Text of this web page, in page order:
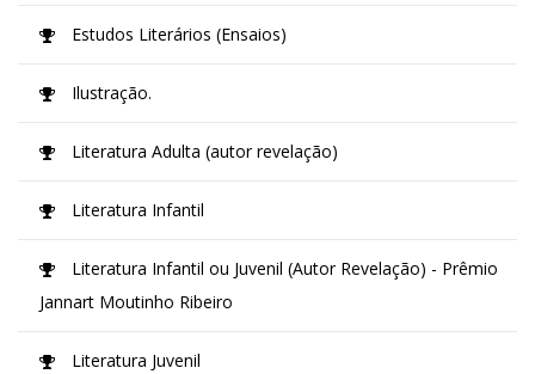
Estudos Literários (Ensaios)
Ilustração.
Literatura Adulta (autor revelação)
Literatura Infantil
Literatura Infantil ou Juvenil (Autor Revelação) - Prêmio
Jannart Moutinho Ribeiro
Literatura Juvenil